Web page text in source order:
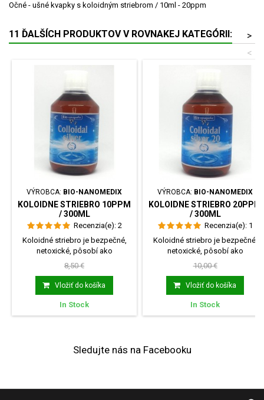
Očné - ušné kvapky s koloidným striebrom / 10ml - 20ppm
11 ĎALŠÍCH PRODUKTOV V ROVNAKEJ KATEGÓRII:
>
<
VÝROBCA: BIO-NANOMEDIX
KOLOIDNE STRIEBRO 10PPM
/ 300ML
Recenzia(e): 2
Koloidné striebro je bezpečné,
netoxické, pôsobí ako
antibiotikum, pomáha pri...
8,50 €
Vložiť do košíka
In Stock
VÝROBCA: BIO-NANOMEDIX
KOLOIDNE STRIEBRO 20PPM
/ 300ML
Recenzia(e): 1
Koloidné striebro je bezpečné,
netoxické, pôsobí ako
antibiotikum, pomáha pri...
10,00 €
Vložiť do košíka
In Stock
Sledujte nás na Facebooku